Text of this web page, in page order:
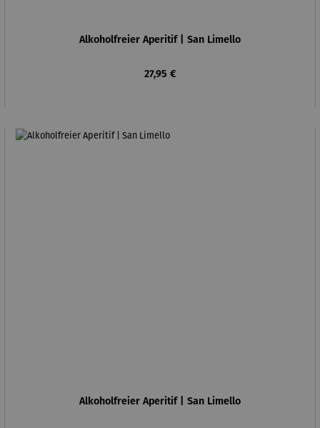
Alkoholfreier Aperitif | San Limello
Regulärer Preis:
27,95 €
Alkoholfreier Aperitif | San Limello